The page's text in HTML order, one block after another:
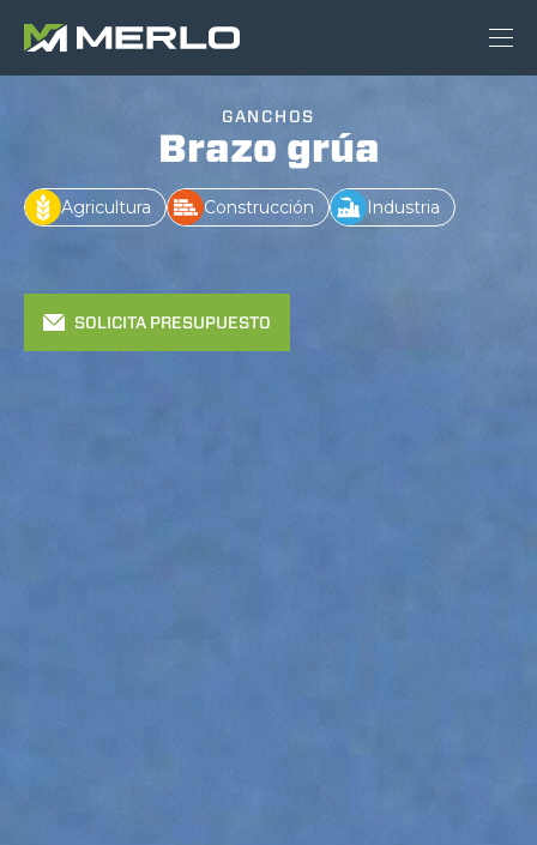
GANCHOS
Brazo grúa
Agricultura Construcción Industria
SOLICITA PRESUPUESTO